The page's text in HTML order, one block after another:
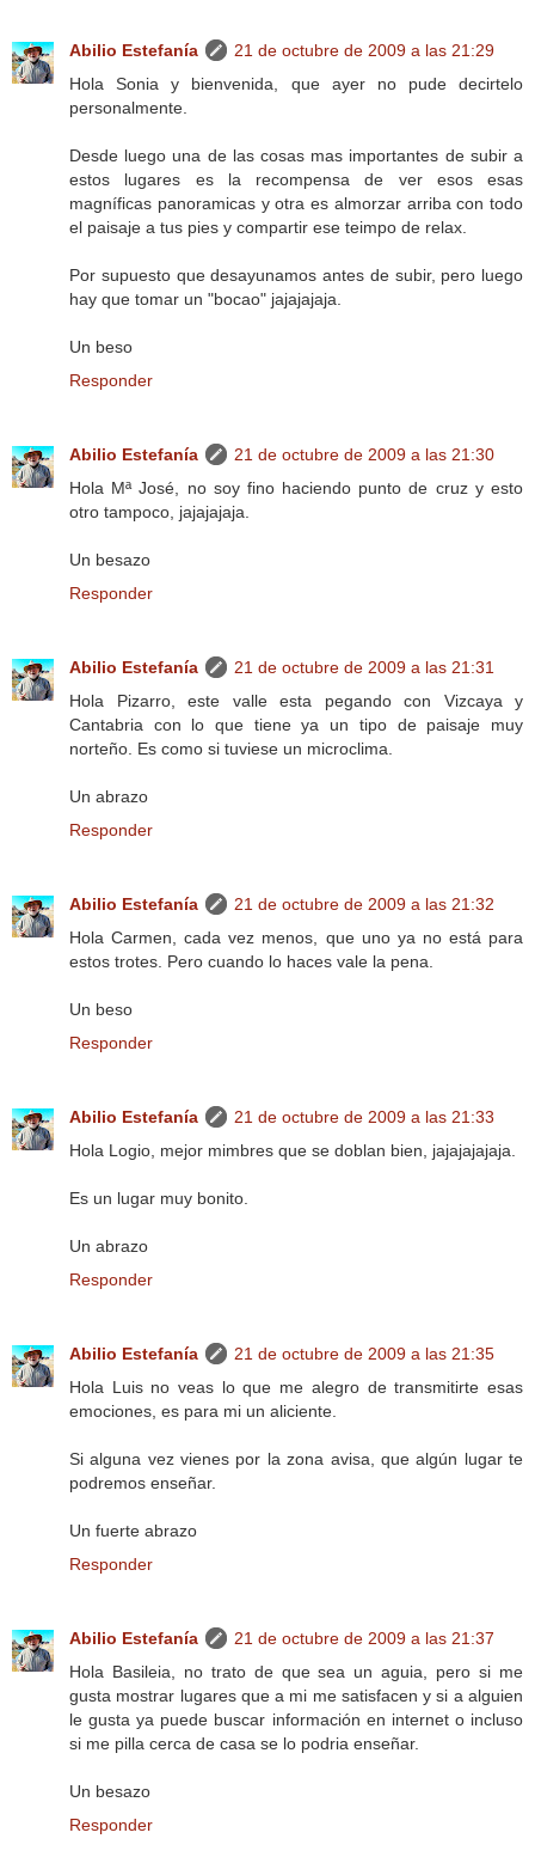
Abilio Estefanía
21 de octubre de 2009 a las 21:29
Hola Sonia y bienvenida, que ayer no pude decirtelo
personalmente.
Desde luego una de las cosas mas importantes de subir a
estos lugares es la recompensa de ver esos esas
magníficas panoramicas y otra es almorzar arriba con todo
el paisaje a tus pies y compartir ese teimpo de relax.
Por supuesto que desayunamos antes de subir, pero luego
hay que tomar un "bocao" jajajajaja.
Un beso
Responder
Abilio Estefanía
21 de octubre de 2009 a las 21:30
Hola Mª José, no soy fino haciendo punto de cruz y esto
otro tampoco, jajajajaja.
Un besazo
Responder
Abilio Estefanía
21 de octubre de 2009 a las 21:31
Hola Pizarro, este valle esta pegando con Vizcaya y
Cantabria con lo que tiene ya un tipo de paisaje muy
norteño. Es como si tuviese un microclima.
Un abrazo
Responder
Abilio Estefanía
21 de octubre de 2009 a las 21:32
Hola Carmen, cada vez menos, que uno ya no está para
estos trotes. Pero cuando lo haces vale la pena.
Un beso
Responder
Abilio Estefanía
21 de octubre de 2009 a las 21:33
Hola Logio, mejor mimbres que se doblan bien, jajajajajaja.
Es un lugar muy bonito.
Un abrazo
Responder
Abilio Estefanía
21 de octubre de 2009 a las 21:35
Hola Luis no veas lo que me alegro de transmitirte esas
emociones, es para mi un aliciente.
Si alguna vez vienes por la zona avisa, que algún lugar te
podremos enseñar.
Un fuerte abrazo
Responder
Abilio Estefanía
21 de octubre de 2009 a las 21:37
Hola Basileia, no trato de que sea un aguia, pero si me
gusta mostrar lugares que a mi me satisfacen y si a alguien
le gusta ya puede buscar información en internet o incluso
si me pilla cerca de casa se lo podria enseñar.
Un besazo
Responder